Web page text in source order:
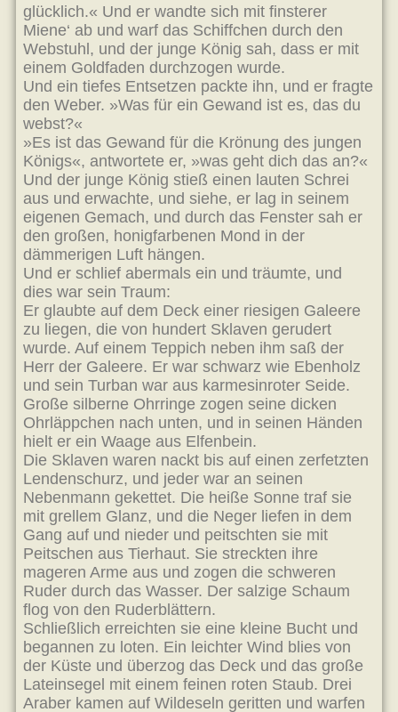
glücklich.« Und er wandte sich mit finsterer
Miene‘ ab und warf das Schiffchen durch den
Webstuhl, und der junge König sah, dass er mit
einem Goldfaden durchzogen wurde.
Und ein tiefes Entsetzen packte ihn, und er fragte
den Weber. »Was für ein Gewand ist es, das du
webst?«
»Es ist das Gewand für die Krönung des jungen
Königs«, antwortete er, »was geht dich das an?«
Und der junge König stieß einen lauten Schrei
aus und erwachte, und siehe, er lag in seinem
eigenen Gemach, und durch das Fenster sah er
den großen, honigfarbenen Mond in der
dämmerigen Luft hängen.
Und er schlief abermals ein und träumte, und
dies war sein Traum:
Er glaubte auf dem Deck einer riesigen Galeere
zu liegen, die von hundert Sklaven gerudert
wurde. Auf einem Teppich neben ihm saß der
Herr der Galeere. Er war schwarz wie Ebenholz
und sein Turban war aus karmesinroter Seide.
Große silberne Ohrringe zogen seine dicken
Ohrläppchen nach unten, und in seinen Händen
hielt er ein Waage aus Elfenbein.
Die Sklaven waren nackt bis auf einen zerfetzten
Lendenschurz, und jeder war an seinen
Nebenmann gekettet. Die heiße Sonne traf sie
mit grellem Glanz, und die Neger liefen in dem
Gang auf und nieder und peitschten sie mit
Peitschen aus Tierhaut. Sie streckten ihre
mageren Arme aus und zogen die schweren
Ruder durch das Wasser. Der salzige Schaum
flog von den Ruderblättern.
Schließlich erreichten sie eine kleine Bucht und
begannen zu loten. Ein leichter Wind blies von
der Küste und überzog das Deck und das große
Lateinsegel mit einem feinen roten Staub. Drei
Araber kamen auf Wildeseln geritten und warfen